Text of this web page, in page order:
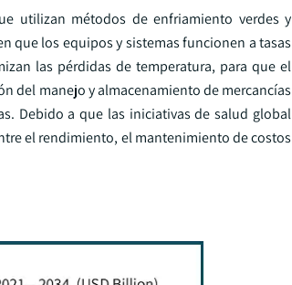
utilizan métodos de enfriamiento verdes y
que los equipos y sistemas funcionen a tasas
las pérdidas de temperatura, para que el
del manejo y almacenamiento de mercancías
Debido a que las iniciativas de salud global
el rendimiento, el mantenimiento de costos